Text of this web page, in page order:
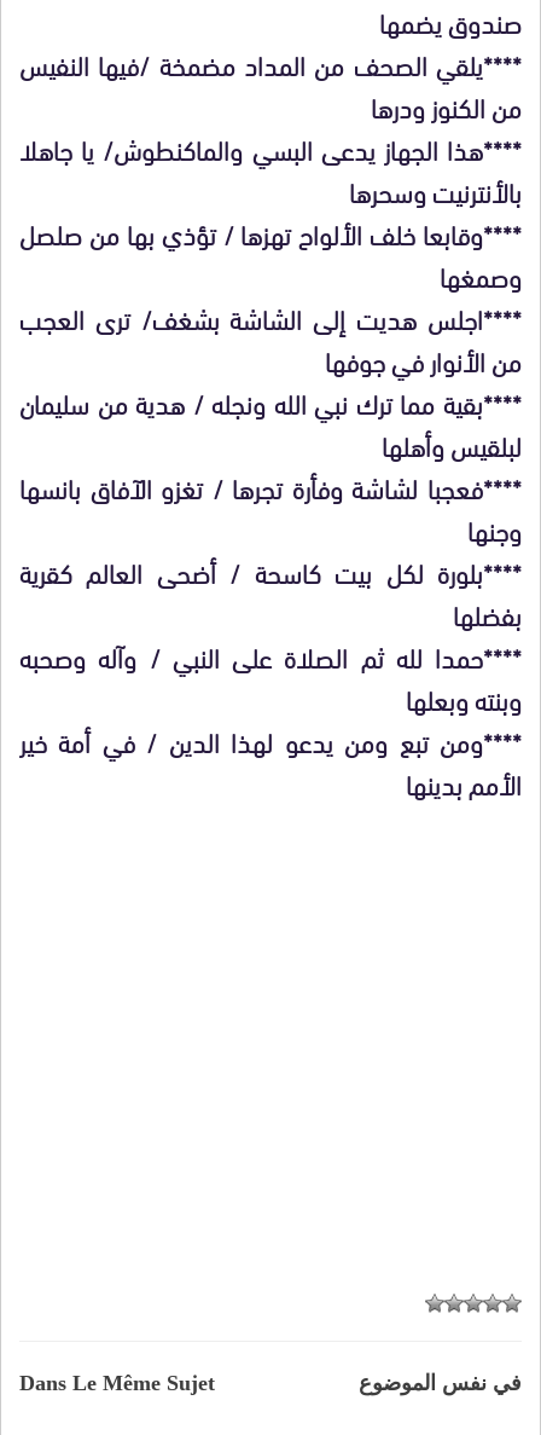
صندوق يضمها
****يلقي الصحف من المداد مضمخة /فيها النفيس
من الكنوز ودرها
****هذا الجهاز يدعى البسي والماكنطوش/ يا جاهلا
بالأنترنيت وسحرها
****وقابعا خلف الألواح تهزها / تؤذي بها من صلصل
وصمغها
****اجلس هديت إلى الشاشة بشغف/ ترى العجب
من الأنوار في جوفها
****بقية مما ترك نبي الله ونجله / هدية من سليمان
لبلقيس وأهلها
****فعجبا لشاشة وفأرة تجرها / تغزو الآفاق بانسها
وجنها
****بلورة لكل بيت كاسحة / أضحى العالم كقرية
بفضلها
****حمدا لله ثم الصلاة على النبي / وآله وصحبه
وبنته وبعلها
****ومن تبع ومن يدعو لهذا الدين / في أمة خير
الأمم بدينها
Dans Le Même Sujet في نفس الموضوع